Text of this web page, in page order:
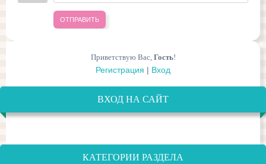
ОТПРАВИТЬ
Приветствую Вас, Гость!
Регистрация | Вход
ВХОД НА САЙТ
КАТЕГОРИИ РАЗДЕЛА